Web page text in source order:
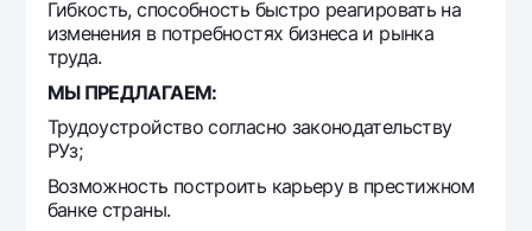
Гибкость, способность быстро реагировать на
изменения в потребностях бизнеса и рынка
труда.
МЫ ПРЕДЛАГАЕМ:
Трудоустройство согласно законодательству
РУз;
Возможность построить карьеру в престижном
банке страны.